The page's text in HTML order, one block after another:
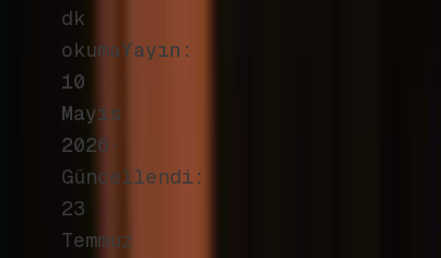
dk
okumaYayın:
10
Mayıs
2026 ·
Güncellendi:
23
Temmuz